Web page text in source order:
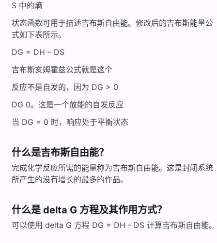
S 中的熵
状态函数可用于描述吉布斯自由能。修改后的吉布斯能量公
式如下表所示。
DG = DH – DS
吉布斯亥姆霍兹公式就是这个
反应不是自发的，因为 DG > 0
DG 0。这是一个放能的自发反应
当 DG = 0 时，响应处于平衡状态
什么是吉布斯自由能？
完成化学反应所需的能量称为吉布斯自由能。这是封闭系统
所产生的没有增长的最多的作品。
什么是 delta G 方程及其作用方式？
可以使用 delta G 方程 DG = DH - DS 计算吉布斯自由能。